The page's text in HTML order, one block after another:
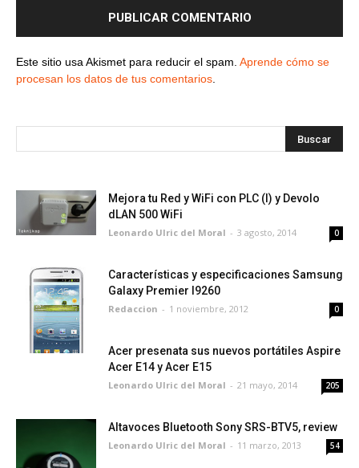
Este sitio usa Akismet para reducir el spam. Aprende cómo se
procesan los datos de tus comentarios
Mejora tu Red y WiFi con PLC (I) y Devolo
dLAN 500 WiFi
Leonardo Ulric del Moral - 3 agosto, 2014 0
Características y especificaciones Samsung
Galaxy Premier I9260
Redaccion - 1 noviembre, 2012 0
Acer presenata sus nuevos portátiles Aspire
Acer E14 y Acer E15
Leonardo Ulric del Moral - 21 mayo, 2014 205
Altavoces Bluetooth Sony SRS-BTV5, review
Leonardo Ulric del Moral - 11 marzo, 2013 54